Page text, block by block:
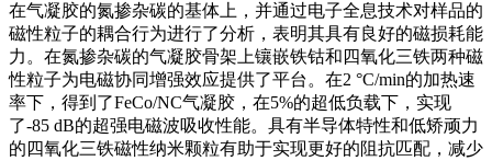
在气凝胶的氮掺杂碳的基体上，并通过电子全息技术对样品的
磁性粒子的耦合行为进行了分析，表明其具有良好的磁损耗能
力。在氮掺杂碳的气凝胶骨架上镶嵌铁钴和四氧化三铁两种磁
性粒子为电磁协同增强效应提供了平台。在2 °C/min的加热速
率下，得到了FeCo/NC气凝胶，在5%的超低负载下，实现
了-85 dB的超强电磁波吸收性能。具有半导体特性和低矫顽力
的四氧化三铁磁性纳米颗粒有助于实现更好的阻抗匹配，减少